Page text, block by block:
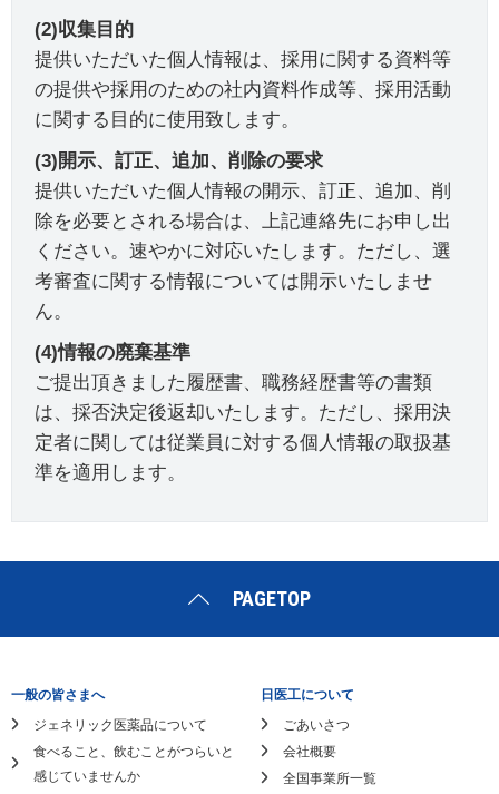
(2)収集目的
提供いただいた個人情報は、採用に関する資料等
の提供や採用のための社内資料作成等、採用活動
に関する目的に使用致します。
(3)開示、訂正、追加、削除の要求
提供いただいた個人情報の開示、訂正、追加、削
除を必要とされる場合は、上記連絡先にお申し出
ください。速やかに対応いたします。ただし、選
考審査に関する情報については開示いたしませ
ん。
(4)情報の廃棄基準
ご提出頂きました履歴書、職務経歴書等の書類
は、採否決定後返却いたします。ただし、採用決
定者に関しては従業員に対する個人情報の取扱基
準を適用します。
PAGETOP
一般の皆さまへ
ジェネリック医薬品について
食べること、飲むことがつらいと
感じていませんか
日医工について
ごあいさつ
会社概要
全国事業所一覧